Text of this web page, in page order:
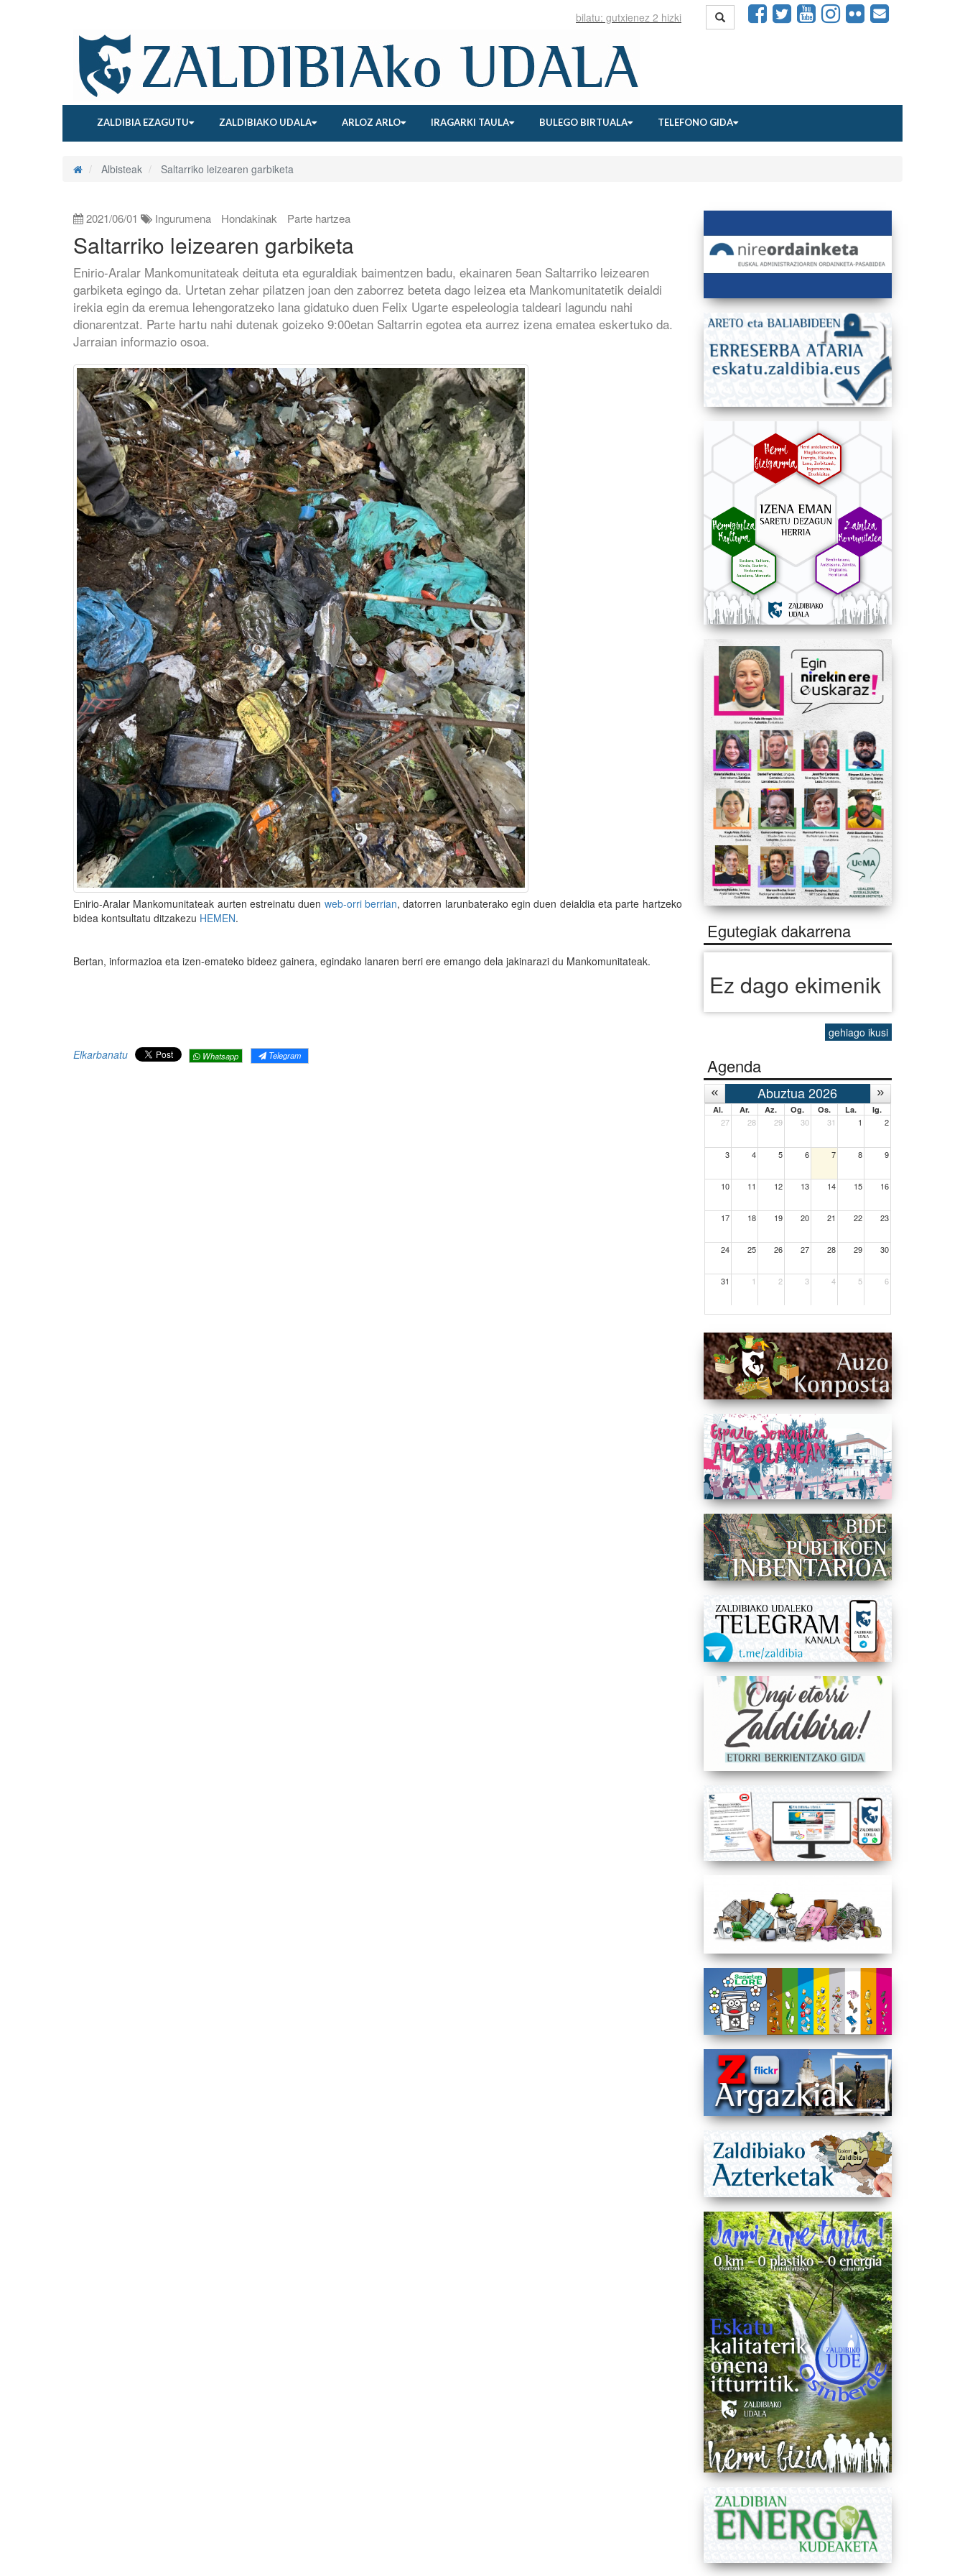
ZALDIBIA EZAGUTU ZALDIBIAKO UDALA ARLOZ ARLO IRAGARKI TAULA BULEGO BIRTUALA TELEFONO GIDA
Albisteak Saltarriko leizearen garbiketa
2021/06/01 Ingurumena Hondakinak Parte hartzea
Saltarriko leizearen garbiketa
Enirio-Aralar Mankomunitateak deituta eta eguraldiak baimentzen badu, ekainaren 5ean Saltarriko leizearen
garbiketa egingo da. Urtetan zehar pilatzen joan den zaborrez beteta dago leizea eta Mankomunitatetik deialdi
irekia egin da eremua lehengoratzeko lana gidatuko duen Felix Ugarte espeleologia taldeari lagundu nahi
dionarentzat. Parte hartu nahi dutenak goizeko 9:00etan Saltarrin egotea eta aurrez izena ematea eskertuko da.
Jarraian informazio osoa.
Enirio-Aralar Mankomunitateak aurten estreinatu duen web-orri berrian, datorren larunbaterako egin duen deialdia eta parte hartzeko
bidea kontsultatu ditzakezu HEMEN.
Bertan, informazioa eta izen-emateko bideez gainera, egindako lanaren berri ere emango dela jakinarazi du Mankomunitateak.
Elkarbanatu Whatsapp Telegram
Egutegiak dakarrena
Ez dago ekimenik
gehiago ikusi
Agenda
Abuztua 2026
Al. Ar. Az. Og. Os. La. Ig.
27 28 29 30 31 1 2
3 4 5 6 7 8 9
10 11 12 13 14 15 16
17 18 19 20 21 22 23
24 25 26 27 28 29 30
31 1 2 3 4 5 6